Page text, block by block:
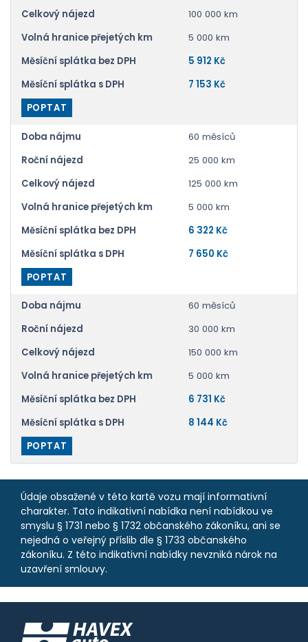
Celkový nájezd
100 000 km
Volná hranice přejetých km
5 000 km
Měsíční splátka bez DPH
5 912 Kč
Měsíční splátka s DPH
7 153 Kč
POPTAT
Doba nájmu
60 měsíců
Roční nájezd
25 000 km
Celkový nájezd
125 000 km
Volná hranice přejetých km
5 000 km
Měsíční splátka bez DPH
6 322 Kč
Měsíční splátka s DPH
7 650 Kč
POPTAT
Doba nájmu
60 měsíců
Roční nájezd
30 000 km
Celkový nájezd
150 000 km
Volná hranice přejetých km
5 000 km
Měsíční splátka bez DPH
6 731 Kč
Měsíční splátka s DPH
8 144 Kč
POPTAT
Údaje obsažené v této kartě vozu mají informativní
charakter. Tato indikativní nabídka není nabídkou ve
smyslu § 1731 nebo § 1732 občanského zákoníku, ani se
nejedná o veřejný příslib dle § 1733 občanského
zákoníku. Z této indikativní nabídky nevzniká nárok na
uzavření smlouvy.